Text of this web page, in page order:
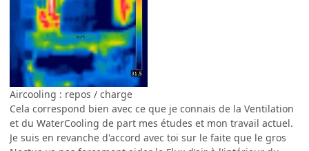
Aircooling : repos / charge
Cela correspond bien avec ce que je connais de la Ventilation
et du WaterCooling de part mes études et mon travail actuel.
Je suis en revanche d'accord avec toi sur le faite que le gros